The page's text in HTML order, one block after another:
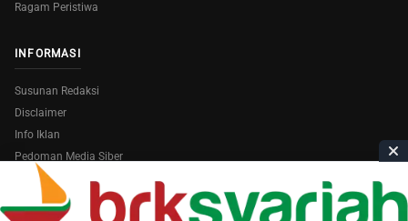
Ragam Peristiwa
INFORMASI
Susunan Redaksi
Disclaimer
Info Iklan
Pedoman Media Siber